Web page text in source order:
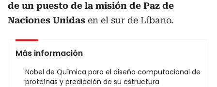
de un puesto de la misión de Paz de
Naciones Unidas en el sur de Líbano.
Más información
Nobel de Química para el diseño computacional de
proteínas y predicción de su estructura